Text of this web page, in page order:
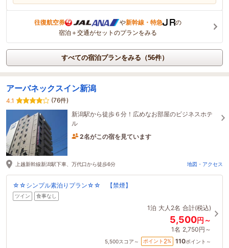
往復航空券 や新幹線・特急
の
宿泊＋交通がセットのプランをみる
すべての宿泊プランをみる（56件）
アーバネックスイン新潟
4.1
(76件)
新潟駅から徒歩６分！広めなお部屋のビジネスホテ
ル
2名がこの宿を見ています
上越新幹線新潟駅下車、万代口から徒歩6分 地図・アクセス
☆☆シンプル素泊りプラン☆☆ 【禁煙】
ツイン 食事なし
1泊 大人2名 合計(税込)
5,500円～
1名 2,750円～
5,500スコア～ ポイント 2% 110ポイント～